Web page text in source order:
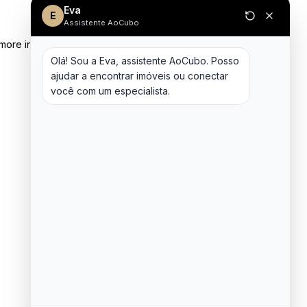
information)
E Eva
Assistente AoCubo
Olá! Sou a Eva, assistente AoCubo. Posso
ajudar a encontrar imóveis ou conectar
você com um especialista.